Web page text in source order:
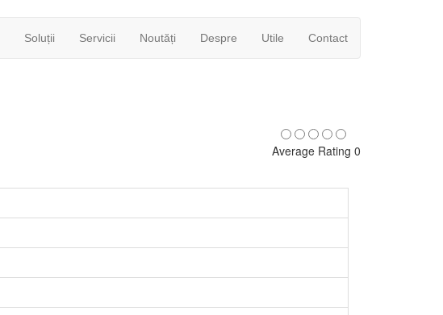
Soluții Servicii Noutăți Despre Utile Contact
Average Rating 0